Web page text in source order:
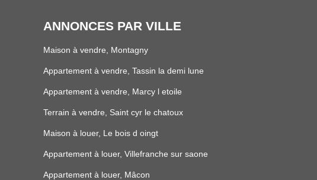
ANNONCES PAR VILLE
Maison à vendre, Montagny
Appartement à vendre, Tassin la demi lune
Appartement à vendre, Marcy l etoile
Terrain à vendre, Saint cyr le chatoux
Maison à louer, Le bois d oingt
Appartement à louer, Villefranche sur saone
Appartement à louer, Mâcon